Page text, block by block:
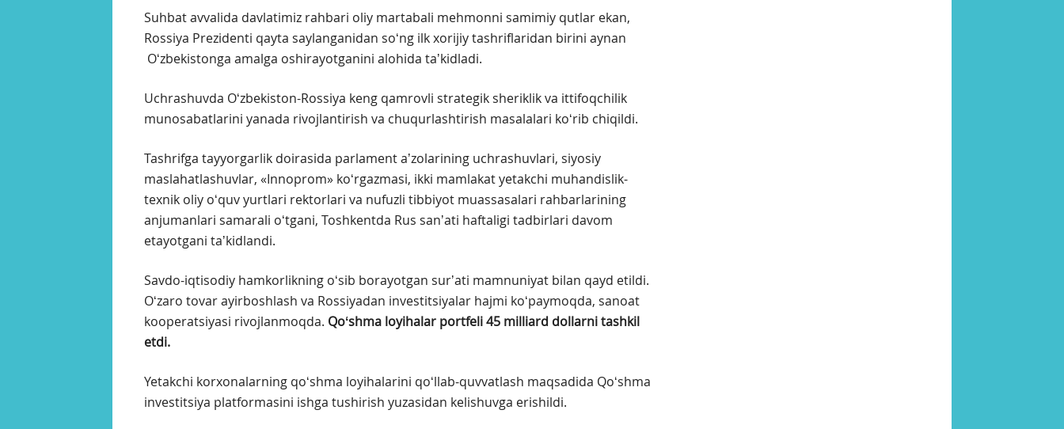
Suhbat avvalida davlatimiz rahbari oliy martabali mehmonni samimiy qutlar ekan,
Rossiya Prezidenti qayta saylanganidan soʻng ilk xorijiy tashriflaridan birini aynan
Oʻzbekistonga amalga oshirayotganini alohida taʼkidladi.
Uchrashuvda Oʻzbekiston-Rossiya keng qamrovli strategik sheriklik va ittifoqchilik
munosabatlarini yanada rivojlantirish va chuqurlashtirish masalalari koʻrib chiqildi.
Tashrifga tayyorgarlik doirasida parlament aʼzolarining uchrashuvlari, siyosiy
maslahatlashuvlar, «Innoprom» koʻrgazmasi, ikki mamlakat yetakchi muhandislik-
texnik oliy oʻquv yurtlari rektorlari va nufuzli tibbiyot muassasalari rahbarlarining
anjumanlari samarali oʻtgani, Toshkentda Rus sanʼati haftaligi tadbirlari davom
etayotgani taʼkidlandi.
Savdo-iqtisodiy hamkorlikning oʻsib borayotgan surʼati mamnuniyat bilan qayd etildi.
Oʻzaro tovar ayirboshlash va Rossiyadan investitsiyalar hajmi koʻpaymoqda, sanoat
kooperatsiyasi rivojlanmoqda. Qoʻshma loyihalar portfeli 45 milliard dollarni tashkil
etdi.
Yetakchi korxonalarning qoʻshma loyihalarini qoʻllab-quvvatlash maqsadida Qoʻshma
investitsiya platformasini ishga tushirish yuzasidan kelishuvga erishildi.